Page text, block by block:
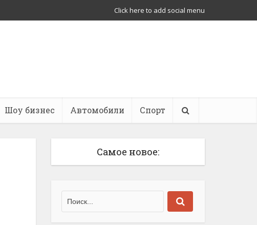
Click here to add social menu
Шоу бизнес Автомобили Спорт
Самое новое: